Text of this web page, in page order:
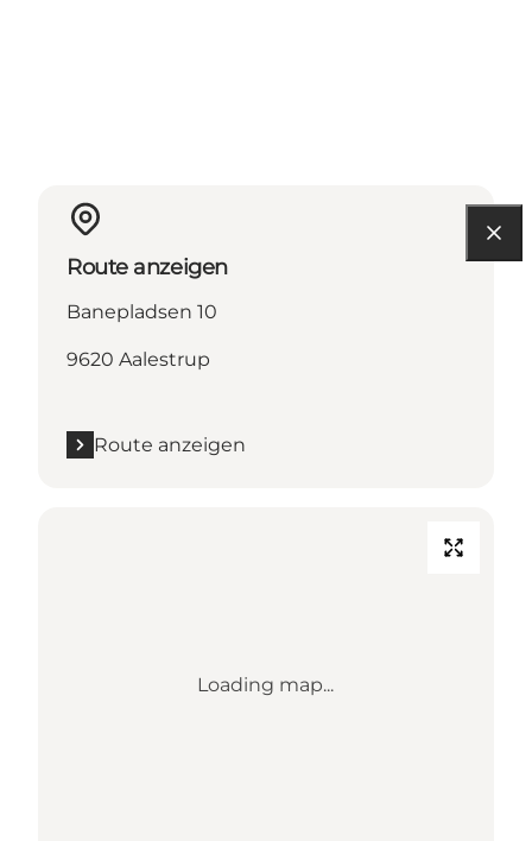
Route anzeigen
Banepladsen 10
9620 Aalestrup
Route anzeigen
Loading map...